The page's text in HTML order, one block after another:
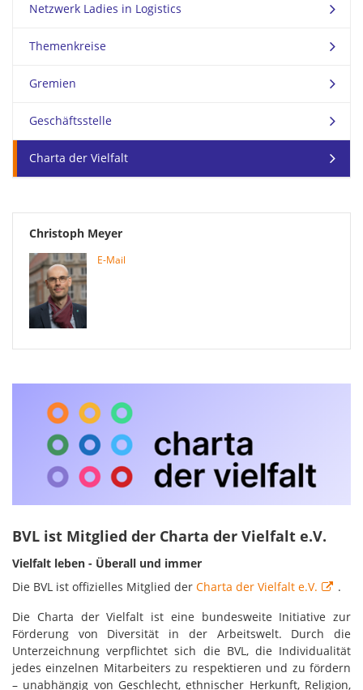
Netzwerk Ladies in Logistics
Themenkreise
Gremien
Geschäftsstelle
Charta der Vielfalt
Christoph Meyer
E-Mail
BVL ist Mitglied der Charta der Vielfalt e.V.
Vielfalt leben - Überall und immer
Die BVL ist offizielles Mitglied der Charta der Vielfalt e.V.
.
Die Charta der Vielfalt ist eine bundesweite Initiative zur
Förderung von Diversität in der Arbeitswelt. Durch die
Unterzeichnung verpflichtet sich die BVL, die Individualität
jedes einzelnen Mitarbeiters zu respektieren und zu fördern
– unabhängig von Geschlecht, ethnischer Herkunft, Religion,